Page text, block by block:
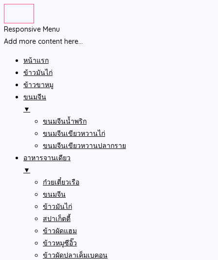
Responsive Menu
Add more content here...
หน้าแรก
ข้าวมันไก่
ข้าวขาหมู
ขนมจีน
▼
ขนมจีนน้ำพริก
ขนมจีนเขียวหวานไก่
ขนมจีนเขียวหวานปลากราย
อาหารจานเดียว
▼
ก๋วยเตี๋ยวเรือ
ขนมจีน
ข้าวมันไก่
สปาเก็ตตี้
ข้าวผัดแฮม
ข้าวหมูซีอิ๊ว
ข้าวผัดปลาเค็มเบคอน